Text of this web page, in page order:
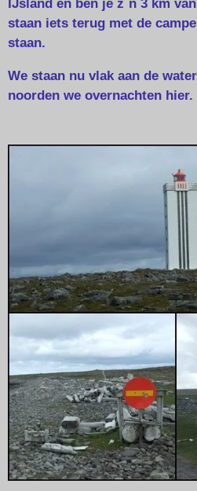
IJsland en ben je z`n 3 km
staan iets terug met de
staan.
We staan nu vlak aan de
noorden we overnachten hier.